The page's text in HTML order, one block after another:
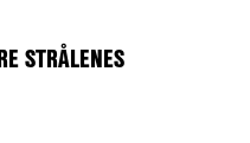
STRÅLENES